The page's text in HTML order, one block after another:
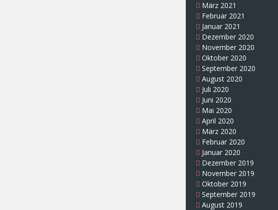
März 2021
Februar 2021
Januar 2021
Dezember 2020
November 2020
Oktober 2020
September 2020
August 2020
Juli 2020
Juni 2020
Mai 2020
April 2020
März 2020
Februar 2020
Januar 2020
Dezember 2019
November 2019
Oktober 2019
September 2019
August 2019